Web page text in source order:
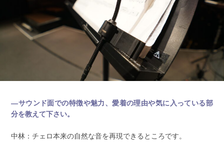
―サウンド面での特徴や魅力、愛着の理由や気に入っている部
分を教えて下さい。
中林：チェロ本来の自然な音を再現できるところです。